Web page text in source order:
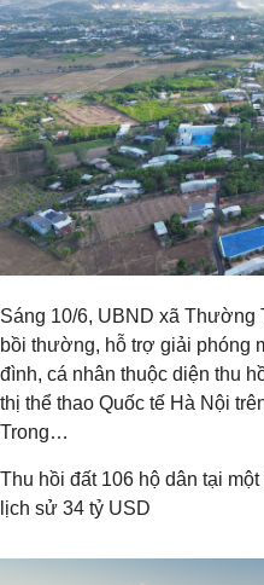
Sáng 10/6, UBND xã Thường
bồi thường, hỗ trợ giải phóng
đình, cá nhân thuộc diện thu
thị thể thao Quốc tế Hà Nội
Trong…
Thu hồi đất 106 hộ dân tại
lịch sử 34 tỷ USD